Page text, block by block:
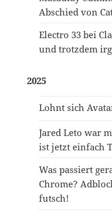
Abschied von
Electro 33 bei
und trotzdem
2025
Lohnt sich
Jared Leto war
ist jetzt einfach
Was passiert
Chrome?
futsch!